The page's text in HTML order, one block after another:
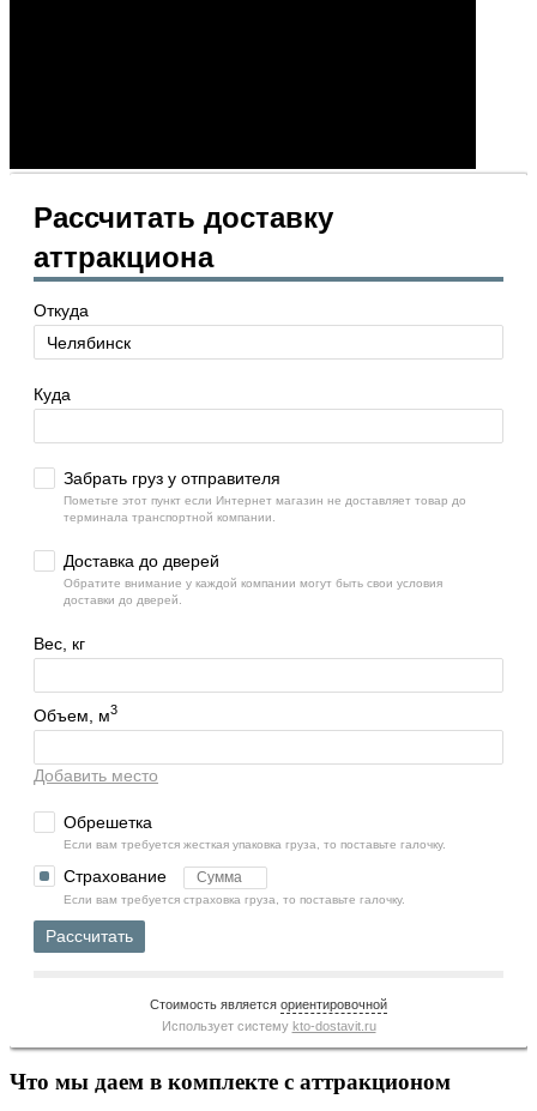
Рассчитать доставку
аттракциона
Откуда
Куда
Забрать груз у отправителя
Пометьте этот пункт если Интернет магазин не доставляет товар до
терминала транспортной компании.
Доставка до дверей
Обратите внимание у каждой компании могут быть свои условия
доставки до дверей.
Вес, кг
Объем, м3
Добавить место
Обрешетка
Если вам требуется жесткая упаковка груза, то поставьте галочку.
Страхование
Если вам требуется страховка груза, то поставьте галочку.
Рассчитать
Стоимость является ориентировочной
Использует систему kto-dostavit.ru
Что мы даем в комплекте с аттракционом